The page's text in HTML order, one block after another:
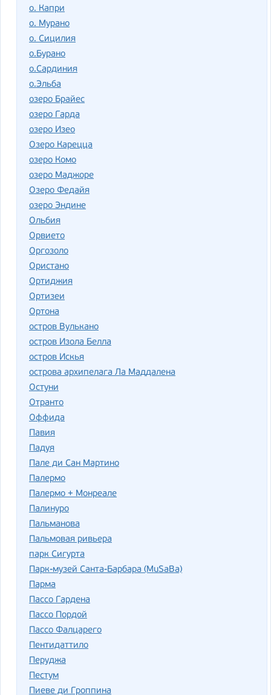
о. Капри
о. Мурано
о. Сицилия
о.Бурано
о.Сардиния
о.Эльба
озеро Брайес
озеро Гарда
озеро Изео
Озеро Карецца
озеро Комо
озеро Маджоре
Озеро Федайя
озеро Эндине
Ольбия
Орвието
Оргозоло
Ористано
Ортиджия
Ортизеи
Ортона
остров Вулькано
остров Изола Белла
остров Искья
острова архипелага Ла Маддалена
Остуни
Отранто
Оффида
Павия
Падуя
Пале ди Сан Мартино
Палермо
Палермо + Монреале
Палинуро
Пальманова
Пальмовая ривьера
парк Сигурта
Парк-музей Санта-Барбара (MuSaBa)
Парма
Пассо Гардена
Пассо Пордой
Пассо Фалцарего
Пентидаттило
Перуджа
Пестум
Пиеве ди Гроппина